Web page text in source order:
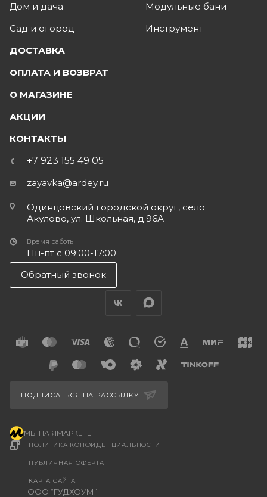
Дом и дача
Сад и огород
Модульные бани
Инструмент
ДОСТАВКА
ОПЛАТА И ВОЗВРАТ
О МАГАЗИНЕ
АКЦИИ
КОНТАКТЫ
+7 923 155 49 05
zayavka@ardey.ru
Одинцовский городской округ, село
Акулово, ул. Школьная, д.96А
Время работы
Пн-пт с 09:00-17:00
Обратный звонок
ООО “ГУДХОУМ”
ПОЛИТИКА КОНФИДЕНЦИАЛЬНОСТИ
ПУБЛИЧНАЯ ОФЕРТА
КАРТА САЙТА
ПОДПИСАТЬСЯ НА РАССЫЛКУ
МЫ НА ЯМАРКЕТЕ